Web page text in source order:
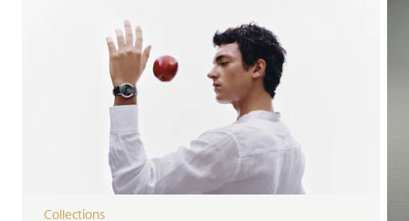
Collections